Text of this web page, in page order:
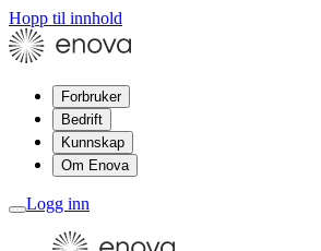
Hopp til innhold
Forbruker
Bedrift
Kunnskap
Om Enova
Logg inn